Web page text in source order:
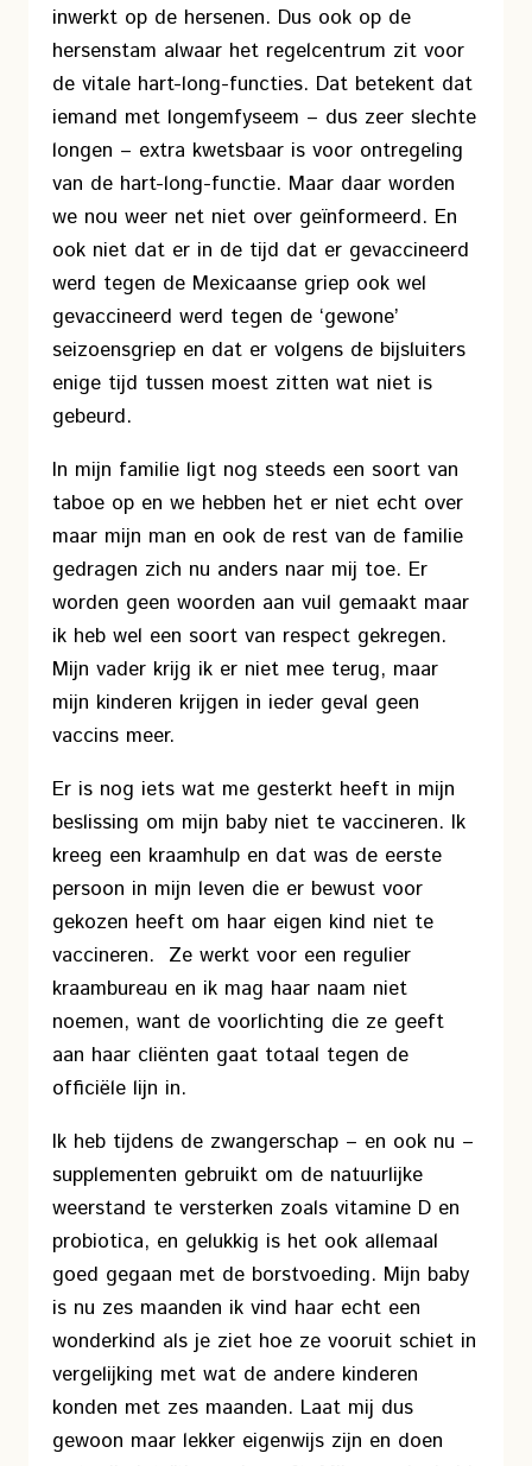
inwerkt op de hersenen. Dus ook op de
hersenstam alwaar het regelcentrum zit voor
de vitale hart-long-functies. Dat betekent dat
iemand met longemfyseem – dus zeer slechte
longen – extra kwetsbaar is voor ontregeling
van de hart-long-functie. Maar daar worden
we nou weer net niet over geïnformeerd. En
ook niet dat er in de tijd dat er gevaccineerd
werd tegen de Mexicaanse griep ook wel
gevaccineerd werd tegen de ‘gewone’
seizoensgriep en dat er volgens de bijsluiters
enige tijd tussen moest zitten wat niet is
gebeurd.
In mijn familie ligt nog steeds een soort van
taboe op en we hebben het er niet echt over
maar mijn man en ook de rest van de familie
gedragen zich nu anders naar mij toe. Er
worden geen woorden aan vuil gemaakt maar
ik heb wel een soort van respect gekregen.
Mijn vader krijg ik er niet mee terug, maar
mijn kinderen krijgen in ieder geval geen
vaccins meer.
Er is nog iets wat me gesterkt heeft in mijn
beslissing om mijn baby niet te vaccineren. Ik
kreeg een kraamhulp en dat was de eerste
persoon in mijn leven die er bewust voor
gekozen heeft om haar eigen kind niet te
vaccineren. Ze werkt voor een regulier
kraambureau en ik mag haar naam niet
noemen, want de voorlichting die ze geeft
aan haar cliënten gaat totaal tegen de
officiële lijn in.
Ik heb tijdens de zwangerschap – en ook nu –
supplementen gebruikt om de natuurlijke
weerstand te versterken zoals vitamine D en
probiotica, en gelukkig is het ook allemaal
goed gegaan met de borstvoeding. Mijn baby
is nu zes maanden ik vind haar echt een
wonderkind als je ziet hoe ze vooruit schiet in
vergelijking met wat de andere kinderen
konden met zes maanden. Laat mij dus
gewoon maar lekker eigenwijs zijn en doen